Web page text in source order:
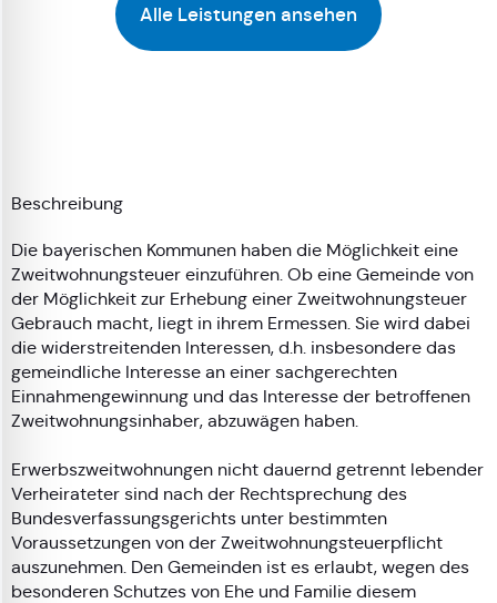
Alle Leistungen ansehen
Beschreibung
Die bayerischen Kommunen haben die Möglichkeit eine
Zweitwohnungsteuer einzuführen. Ob eine Gemeinde von
der Möglichkeit zur Erhebung einer Zweitwohnungsteuer
Gebrauch macht, liegt in ihrem Ermessen. Sie wird dabei
die widerstreitenden Interessen, d.h. insbesondere das
gemeindliche Interesse an einer sachgerechten
Einnahmengewinnung und das Interesse der betroffenen
Zweitwohnungsinhaber, abzuwägen haben.
Erwerbszweitwohnungen nicht dauernd getrennt lebender
Verheirateter sind nach der Rechtsprechung des
Bundesverfassungsgerichts unter bestimmten
Voraussetzungen von der Zweitwohnungsteuerpflicht
auszunehmen. Den Gemeinden ist es erlaubt, wegen des
besonderen Schutzes von Ehe und Familie diesem